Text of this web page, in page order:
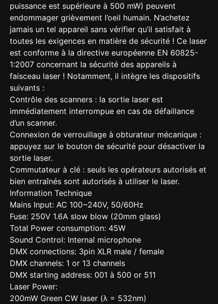
puissance est supérieure à 500 mW) peuvent
endommager grièvement l’oeil humain. N’achetez
jamais un tel appareil sans vérifier qu’il satisfait à
toutes les exigences en matière de sécurité ! Ce laser
est conforme à la directive européenne EN 60825-
1:2007 concernant la sécurité des appareils à
faisceau laser ! Notamment, il intègre les dispositifs
suivants :
Contrôle des scanners : la sortie laser est
immédiatement interrompue en cas de défaillance
d’un scanner.
Connexion de verrouillage à obturateur mécanique :
appuyez sur le bouton de sécurité pour désactiver la
sortie laser.
Commutateur à clé : seuls les opérateurs autorisés et
bien entraînés sont autorisés à utiliser le laser.
Information Technique
Mains Input: AC 100~240V, 50/60Hz
Fuse: 250V 1.6A slow blow (20mm glass)
Total Power consumption: 45W
Sound Control: Internal microphone
DMX connections: 3pin XLR male / female
DMX channels: 1 or 13 channels
DMX starting address: 001 à 500 or 511
Laser Power:
200mW Green CW laser (λ = 532nm)